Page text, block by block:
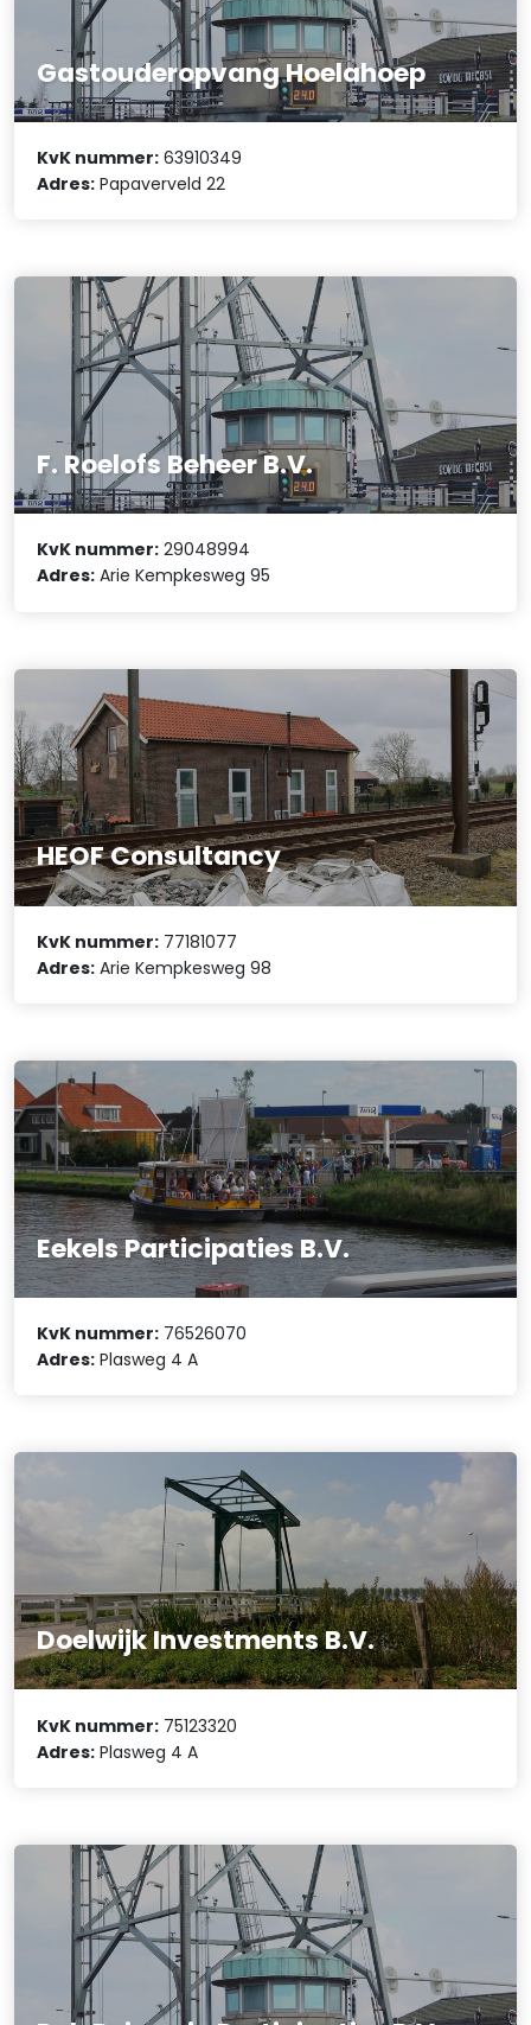
Gastouderopvang Hoelahoep
KvK nummer: 63910349
Adres: Papaverveld 22
F. Roelofs Beheer B.V.
KvK nummer: 29048994
Adres: Arie Kempkesweg 95
HEOF Consultancy
KvK nummer: 77181077
Adres: Arie Kempkesweg 98
Eekels Participaties B.V.
KvK nummer: 76526070
Adres: Plasweg 4 A
Doelwijk Investments B.V.
KvK nummer: 75123320
Adres: Plasweg 4 A